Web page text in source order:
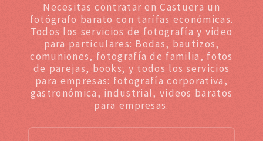
Necesitas contratar en Castuera un
fotógrafo barato con tarífas económicas.
Todos los servicios de fotografía y video
para particulares: Bodas, bautizos,
comuniones, fotografía de familia, fotos
de parejas, books; y todos los servicios
para empresas: fotografía corporativa,
gastronómica, industrial, videos baratos
para empresas.